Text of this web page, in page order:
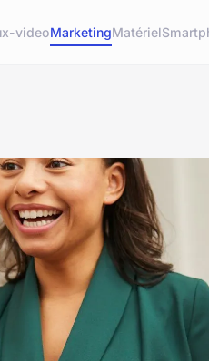
videoMarketingMatériel